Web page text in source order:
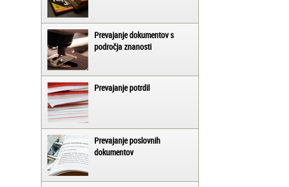
Prevajanje dokumentov s
področja znanosti
Prevajanje potrdil
Prevajanje poslovnih
dokumentov